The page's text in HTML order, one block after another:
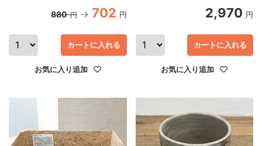
880 円 702 円
カートに入れる
お気に入り追加
2,970 円
カートに入れる
お気に入り追加